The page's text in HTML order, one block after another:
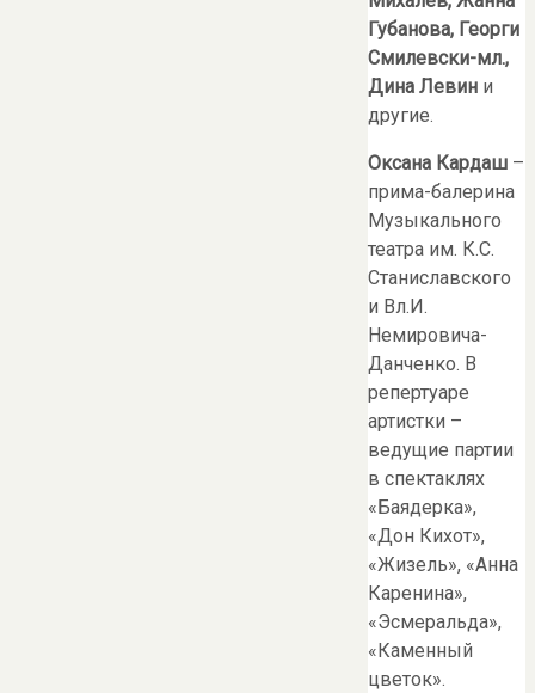
Губанова, Георги
Смилевски-мл.,
Дина Левин и
другие.
Оксана Кардаш –
прима-балерина
Музыкального
театра им. К.С.
Станиславского
и Вл.И.
Немировича-
Данченко. В
репертуаре
артистки –
ведущие партии
в спектаклях
«Баядерка»,
«Дон Кихот»,
«Жизель», «Анна
Каренина»,
«Эсмеральда»,
«Каменный
цветок».